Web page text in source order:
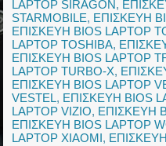
LAPTOP SIRAGON,
STARMOBILE, ΕΠΙΣΚΕΥΗ
ΕΠΙΣΚΕΥΗ BIOS LAPTOP
LAPTOP TOSHIBA,
ΕΠΙΣΚΕΥΗ BIOS LAPTOP
LAPTOP TURBO-X,
ΕΠΙΣΚΕΥΗ BIOS LAPTOP
VESTEL, ΕΠΙΣΚΕΥΗ BIOS
LAPTOP VIZIO, ΕΠΙΣΚΕΥΗ
ΕΠΙΣΚΕΥΗ BIOS LAPTOP
LAPTOP XIAOMI,